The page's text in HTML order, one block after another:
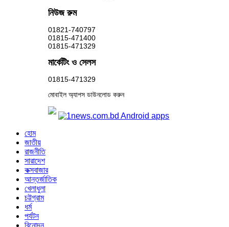
নিউজ রুম
01821-740797
01815-471400
01815-471329
মার্কেটিং ও সেলস
01815-471329
মোবাইল অ্যাপস ডাউনলোড করুন
হোম
জাতীয়
রাজনীতি
সারাদেশ
কক্সবাজার
আন্তর্জাতিক
খেলাধুলা
চট্টগ্রাম
ধর্ম
পর্যটন